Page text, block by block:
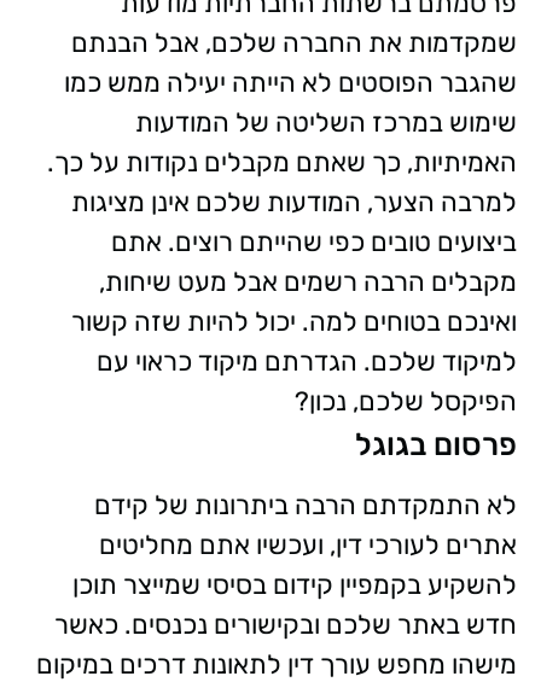
שמקדמות את החברה שלכם, אבל הבנתם
שהגבר הפוסטים לא הייתה יעילה ממש כמו
שימוש במרכז השליטה של המודעות
האמיתיות, כך שאתם מקבלים נקודות על כך.
למרבה הצער, המודעות שלכם אינן מציגות
ביצועים טובים כפי שהייתם רוצים. אתם
מקבלים הרבה רשמים אבל מעט שיחות,
ואינכם בטוחים למה. יכול להיות שזה קשור
למיקוד שלכם. הגדרתם מיקוד כראוי עם
הפיקסל שלכם, נכון?
פרסום בגוגל
לא התמקדתם הרבה ביתרונות של קידם
אתרים לעורכי דין, ועכשיו אתם מחליטים
להשקיע בקמפיין קידום בסיסי שמייצר תוכן
חדש באתר שלכם ובקישורים נכנסים. כאשר
מישהו מחפש עורך דין לתאונות דרכים במיקום